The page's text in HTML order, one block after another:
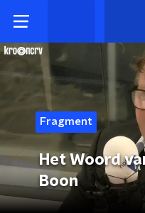
Fragment
Het Woord
Boon